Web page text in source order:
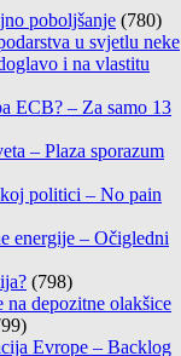
poboljšanje (780)
u svjetlu neke
i na vlastitu
ECB? – Za samo 13
– Plaza sporazum
politici – No pain
energije – Očigledni
(798)
na depozitne olakšice
Evrope – Backlog